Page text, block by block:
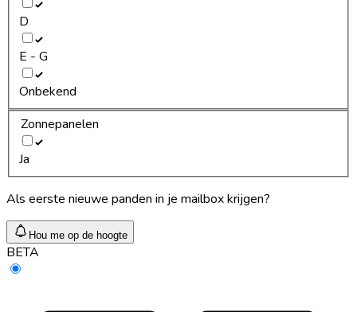
D
E - G
Onbekend
Zonnepanelen
Ja
Als eerste nieuwe panden in je mailbox krijgen?
Hou me op de hoogte
BETA